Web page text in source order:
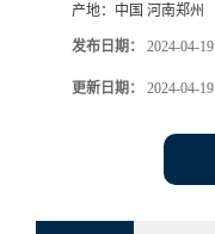
产地： 中国 河南郑州
发布日期： 2024-04-19
更新日期： 2024-04-19